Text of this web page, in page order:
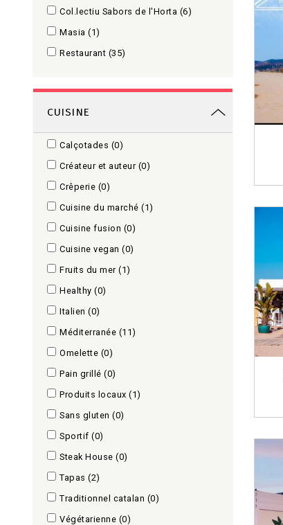
Col.lectiu Sabors de l'Horta (6)
Masia (1)
Restaurant (35)
CUISINE
Calçotades (0)
Créateur et auteur (0)
Crêperie (0)
Cuisine du marché (1)
Cuisine fusion (0)
Cuisine vegan (0)
Fruits du mer (1)
Healthy (0)
Italien (0)
Méditerranée (11)
Omelette (0)
Pain grillé (0)
Produits locaux (1)
Sans gluten (0)
Sportif (0)
Steak House (0)
Tapas (2)
Traditionnel catalan (0)
Végétarienne (0)